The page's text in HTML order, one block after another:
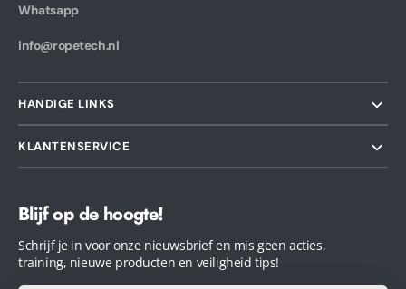
Whatsapp
info@ropetech.nl
HANDIGE LINKS
KLANTENSERVICE
Blijf op de hoogte!
Schrijf je in voor onze nieuwsbrief en mis geen acties,
training, nieuwe producten en veiligheid tips!